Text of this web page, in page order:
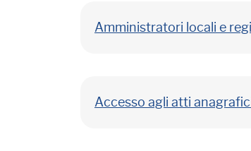
Amministratori locali e
Accesso agli atti